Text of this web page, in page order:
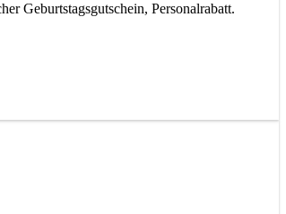
Geburtstagsgutschein, Personalrabatt.